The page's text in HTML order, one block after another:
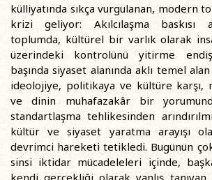
külliyatında sıkça vurgulanan, modern
krizi geliyor: Akılcılaşma baskısı
toplumda, kültürel bir varlık olarak
üzerindeki kontrolünü yitirme
başında siyaset alanında aklı temel
ideolojiye, politikaya ve kültüre karşı,
ve dinin muhafazakâr bir
standartlaşma tehlikesinden
kültür ve siyaset yaratma arayışı
devrimci hareketi tetikledi. Bugünün
sinsi iktidar mücadeleleri içinde,
kendi gerçekliği olarak yanlış